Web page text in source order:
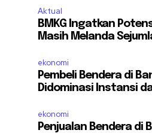
Aktual
BMKG Ingatkan
Masih Melanda
ekonomi
Pembeli Bendera di
Didominasi Instansi
ekonomi
Penjualan Bendera di